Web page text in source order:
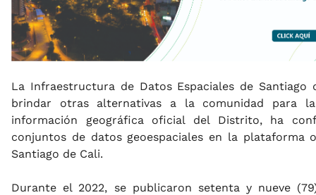
La Infraestructura de Datos Espaciales de Santiago
brindar otras alternativas a la comunidad para
información geográfica oficial del Distrito, ha
conjuntos de datos geoespaciales en la plataforma
Santiago de Cali.
Durante el 2022, se publicaron setenta y nueve